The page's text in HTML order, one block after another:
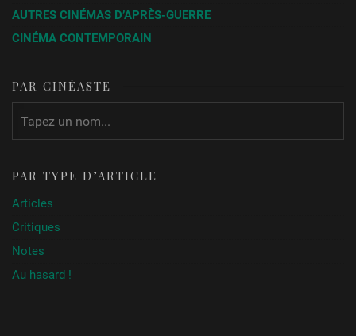
AUTRES CINÉMAS D’APRÈS-GUERRE
CINÉMA CONTEMPORAIN
PAR CINÉASTE
PAR TYPE D’ARTICLE
Articles
Critiques
Notes
Au hasard !